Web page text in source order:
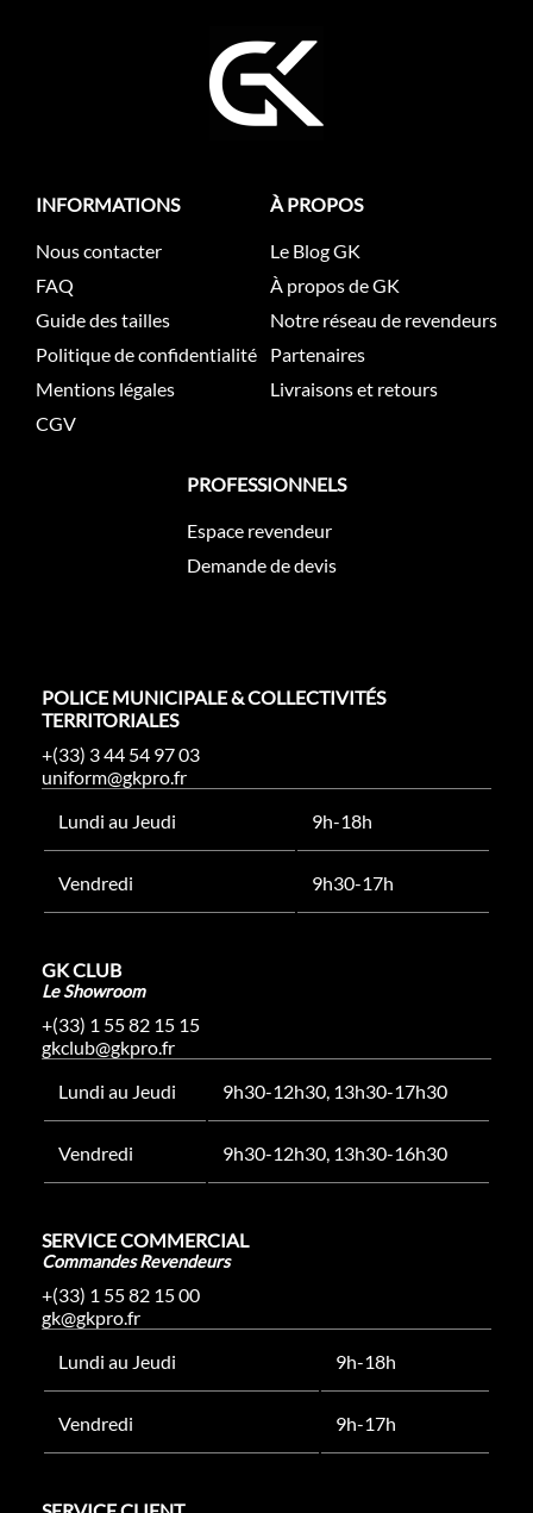
INFORMATIONS
Nous contacter
FAQ
Guide des tailles
Politique de confidentialité
Mentions légales
CGV
À PROPOS
Le Blog GK
À propos de GK
Notre réseau de revendeurs
Partenaires
Livraisons et retours
PROFESSIONNELS
Espace revendeur
Demande de devis
POLICE MUNICIPALE & COLLECTIVITÉS
TERRITORIALES
+(33) 3 44 54 97 03
uniform@gkpro.fr
Lundi au Jeudi
9h-18h
Vendredi 9h30-17h
GK CLUB
Le Showroom
+(33) 1 55 82 15 15
gkclub@gkpro.fr
Lundi au Jeudi
9h30-12h30, 13h30-17h30
Vendredi 9h30-12h30, 13h30-16h30
SERVICE COMMERCIAL
Commandes Revendeurs
+(33) 1 55 82 15 00
gk@gkpro.fr
Lundi au Jeudi
9h-18h
Vendredi 9h-17h